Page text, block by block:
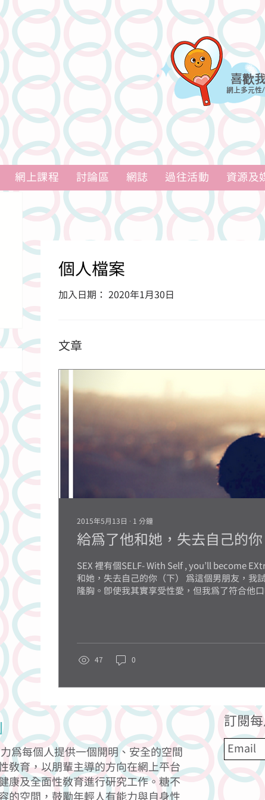
喜歡
網上多元性
網上課程 討論區 網誌 過往活動 資源及
個人檔案
加入日期： 2020年1月30日
文章
2015年5月13日 ∙ 1 分鐘
給為了他和她，失去自己的
SEX 裡有個SELF- With Self , you’ll become
和她，失去自己的你（下） 為這個男朋友，我試盡方法去豐胸，甚至想去
隆胸。即使我其實享受性愛，但我為了符合他
47 0
為每個人提供一個開明、安全的空間
教育，以朋輩主導的方向在網上平台
康及全面性教育進行研究工作。糖不
的空間，鼓勵年輕人有能力與自身性
訂閱